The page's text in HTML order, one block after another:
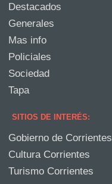
Destacados
Generales
Mas info
Policiales
Sociedad
Tapa
SITIOS DE INTERÉS:
Gobierno de Corrientes
Cultura Corrientes
Turismo Corrientes